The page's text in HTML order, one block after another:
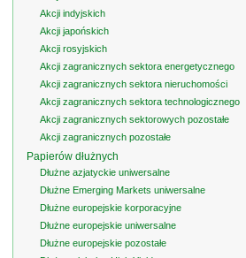
Akcji indyjskich
Akcji japońskich
Akcji rosyjskich
Akcji zagranicznych sektora energetycznego
Akcji zagranicznych sektora nieruchomości
Akcji zagranicznych sektora technologicznego
Akcji zagranicznych sektorowych pozostałe
Akcji zagranicznych pozostałe
Papierów dłużnych
Dłużne azjatyckie uniwersalne
Dłużne Emerging Markets uniwersalne
Dłużne europejskie korporacyjne
Dłużne europejskie uniwersalne
Dłużne europejskie pozostałe